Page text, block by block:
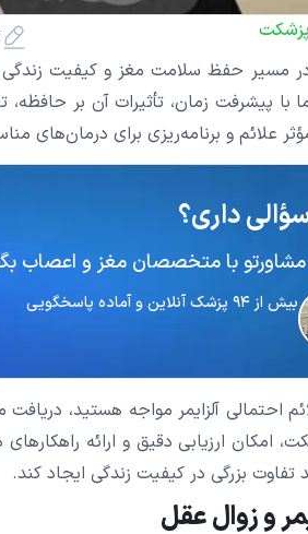
مسیر حفظ سلامت مغز و کیفیت
پیشرفت زمان، تأثیرات آن بر حافظه،
علائم و برنامه‌ریزی برای درمان‌های
داری؟
مشاورتو با متخصصان مغز و اعصاب
بیش از ۹۴ پزشک آنلاین و آماده پاسخگویی
احتمالی آلزایمر مواجه هستید،
امکان ارزیابی دقیق و ارائه
بزرگی در کیفیت زندگی ایجاد کند.
و زوال عقل